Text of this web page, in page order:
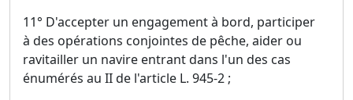
11° D'accepter un engagement à bord, participer
à des opérations conjointes de pêche, aider ou
ravitailler un navire entrant dans l'un des cas
énumérés au II de l'article L. 945-2 ;